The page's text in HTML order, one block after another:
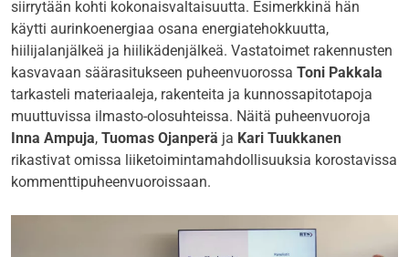
siirrytään kohti kokonaisvaltaisuutta. Esimerkkinä hän
käytti aurinkoenergiaa osana energiatehokkuutta,
hiilijalanjälkeä ja hiilikädenjälkeä. Vastatoimet rakennusten
kasvavaan säärasitukseen puheenvuorossa Toni Pakkala
tarkasteli materiaaleja, rakenteita ja kunnossapitotapoja
muuttuvissa ilmasto-olosuhteissa. Näitä puheenvuoroja
Inna Ampuja, Tuomas Ojanperä ja Kari Tuukkanen
rikastivat omissa liiketoimintamahdollisuuksia korostavissa
kommenttipuheenvuoroissaan.